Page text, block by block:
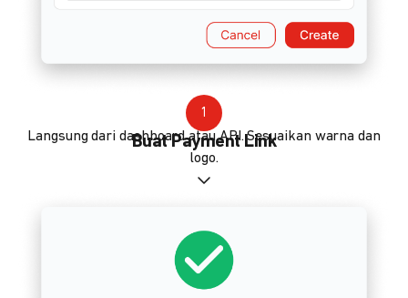
1
Buat Payment Link
Langsung dari dashboard atau API. Sesuaikan warna dan
logo.